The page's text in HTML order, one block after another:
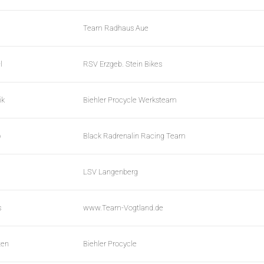
Team Radhaus Aue
RSV Erzgeb. Stein Bikes
Biehler Procycle Werksteam
Black Radrenalin Racing Team
LSV Langenberg
www.Team-Vogtland.de
Biehler Procycle